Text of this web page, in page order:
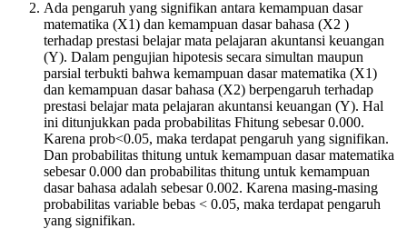
Ada pengaruh yang signifikan antara kemampuan dasar
matematika (X1) dan kemampuan dasar bahasa (X2 )
terhadap prestasi belajar mata pelajaran akuntansi keuangan
(Y). Dalam pengujian hipotesis secara simultan maupun
parsial terbukti bahwa kemampuan dasar matematika (X1)
dan kemampuan dasar bahasa (X2) berpengaruh terhadap
prestasi belajar mata pelajaran akuntansi keuangan (Y). Hal
ini ditunjukkan pada probabilitas Fhitung sebesar 0.000.
Karena prob<0.05, maka terdapat pengaruh yang signifikan.
Dan probabilitas thitung untuk kemampuan dasar matematika
sebesar 0.000 dan probabilitas thitung untuk kemampuan
dasar bahasa adalah sebesar 0.002. Karena masing-masing
probabilitas variable bebas < 0.05, maka terdapat pengaruh
yang signifikan.